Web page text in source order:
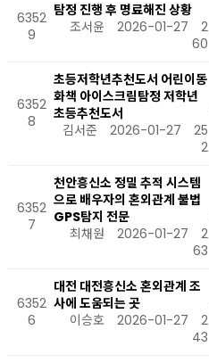
6352
9
탐정 진행 후 명료해진 상황
조서윤
2026-01-27
2
60
6352
8
초등저학년추천도서 어린이동
화책 아이스크림탐정 저학년
초등추천도서
김서준
2026-01-27
25
2
6352
7
천안흥신소 정밀 추적 시스템
으로 배우자의 혼외관계 불법
GPS탐지 전문
최채원
2026-01-27
2
63
6352
6
대전 대전흥신소 혼외관계 조
사에 도움되는 곳
이승호
2026-01-27
2
43